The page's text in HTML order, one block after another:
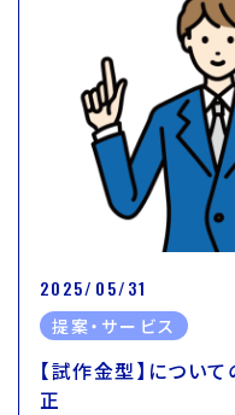
2025/05/31
提案・サービス
【試作金型】につい
正